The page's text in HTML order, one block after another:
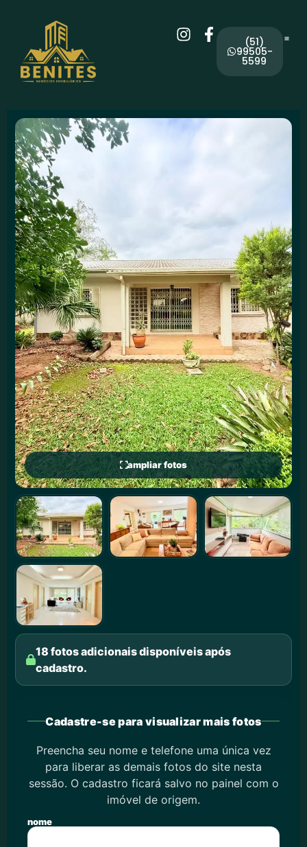
(51)
99505-
5599
ampliar fotos
18 fotos adicionais disponíveis após
cadastro.
Cadastre-se para visualizar mais fotos
Preencha seu nome e telefone uma única vez
para liberar as demais fotos do site nesta
sessão. O cadastro ficará salvo no painel com o
imóvel de origem.
nome